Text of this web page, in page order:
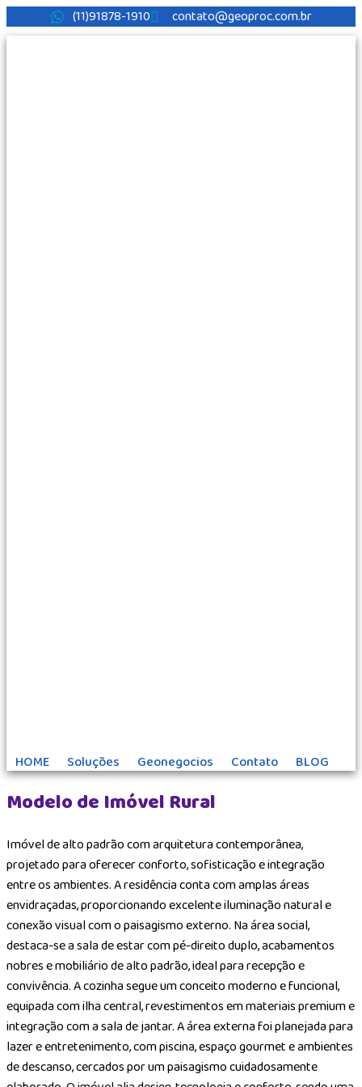
(11)91878-1910 contato@geoproc.com.br
HOME Soluções Geonegocios Contato BLOG
Modelo de Imóvel Rural
Imóvel de alto padrão com arquitetura contemporânea,
projetado para oferecer conforto, sofisticação e integração
entre os ambientes. A residência conta com amplas áreas
envidraçadas, proporcionando excelente iluminação natural e
conexão visual com o paisagismo externo. Na área social,
destaca-se a sala de estar com pé-direito duplo, acabamentos
nobres e mobiliário de alto padrão, ideal para recepção e
convivência. A cozinha segue um conceito moderno e funcional,
equipada com ilha central, revestimentos em materiais premium e
integração com a sala de jantar. A área externa foi planejada para
lazer e entretenimento, com piscina, espaço gourmet e ambientes
de descanso, cercados por um paisagismo cuidadosamente